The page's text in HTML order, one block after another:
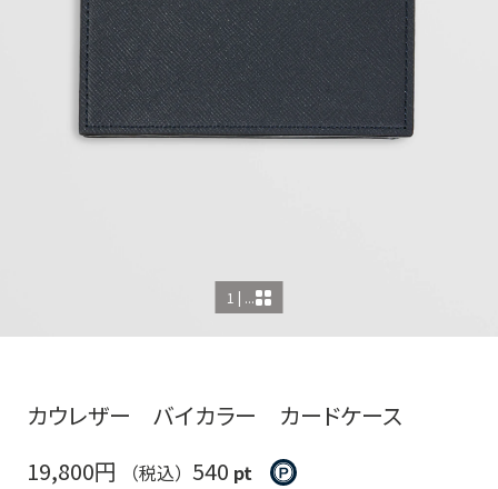
1 | ...
カウレザー バイカラー カードケース
19,800円
（税込） 540 pt